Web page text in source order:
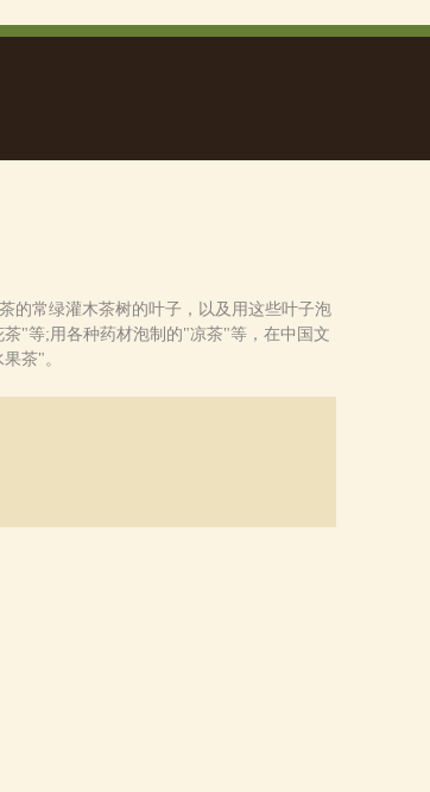
的常绿灌木茶树的叶子，以及用这些叶子泡
"等;用各种药材泡制的"凉茶"等，在中国文
茶"。